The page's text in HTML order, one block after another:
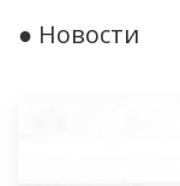
● Новости